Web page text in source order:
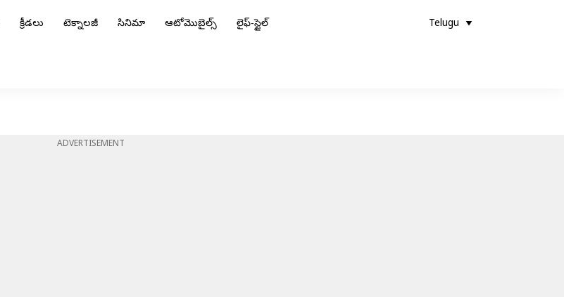
క్రీడలు టెక్నాలజీ సినిమా ఆటోమొబైల్స్ లైఫ్-స్టైల్ Telugu
ADVERTISEMENT